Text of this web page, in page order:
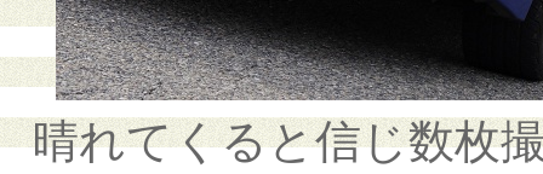
晴れてくると信じ数枚